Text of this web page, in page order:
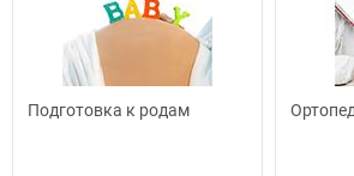
Подготовка к родам